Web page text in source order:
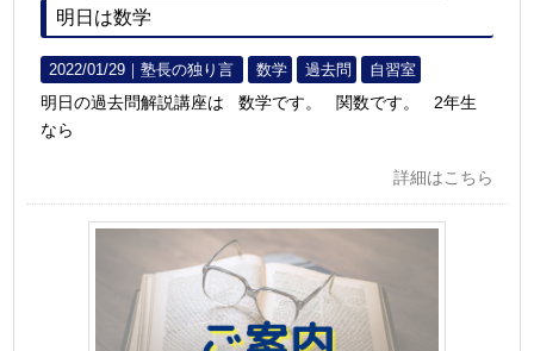
明日は数学
2022/01/29｜塾長の独り言 数学 過去問 自習室
明日の過去問解説講座は 数学です。 関数です。 2年生
なら
詳細はこちら